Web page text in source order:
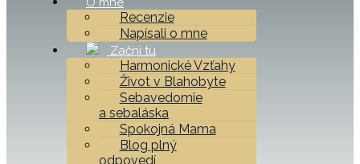
Recenzie
Napísali o mne
Začni tu
Harmonické Vzťahy
Život v Blahobyte
Sebavedomie
a sebaláska
Spokojná Mama
Blog plný
odpovedí